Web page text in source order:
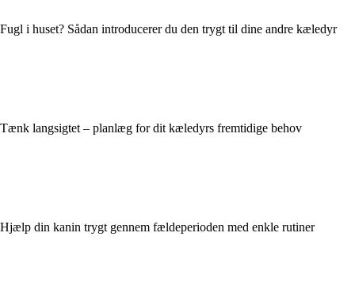
Fugl i huset? Sådan introducerer du den trygt til dine andre kæledyr
Tænk langsigtet – planlæg for dit kæledyrs fremtidige behov
Hjælp din kanin trygt gennem fældeperioden med enkle rutiner